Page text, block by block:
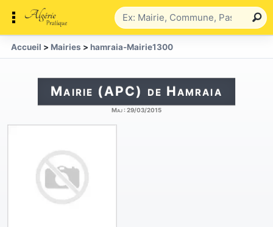
Accueil > Mairies > hamraia-Mairie1300
Mairie (APC) de Hamraia
Maj : 29/03/2015